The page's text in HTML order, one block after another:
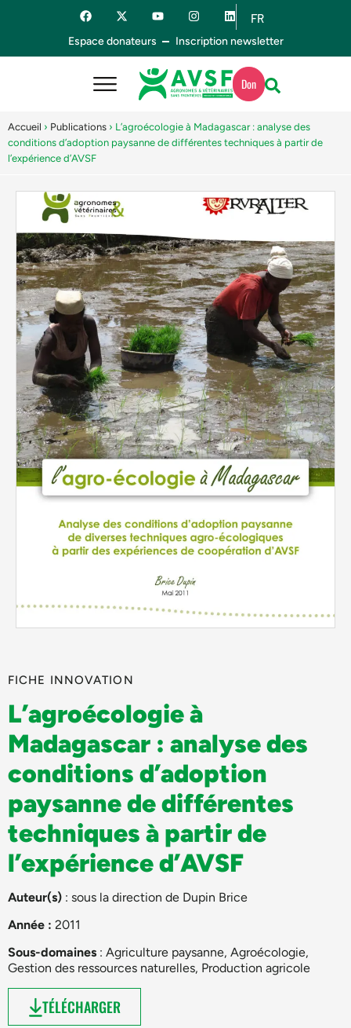
FR
ES
Espace donateurs Inscription newsletter
Don
Accueil › Publications › L’agroécologie à Madagascar : analyse des
conditions d’adoption paysanne de différentes techniques à partir de
l’expérience d’AVSF
FICHE INNOVATION
L’agroécologie à
Madagascar : analyse des
conditions d’adoption
paysanne de différentes
techniques à partir de
l’expérience d’AVSF
Auteur(s) : sous la direction de Dupin Brice
Année : 2011
Sous-domaines : Agriculture paysanne, Agroécologie,
Gestion des ressources naturelles, Production agricole
TÉLÉCHARGER